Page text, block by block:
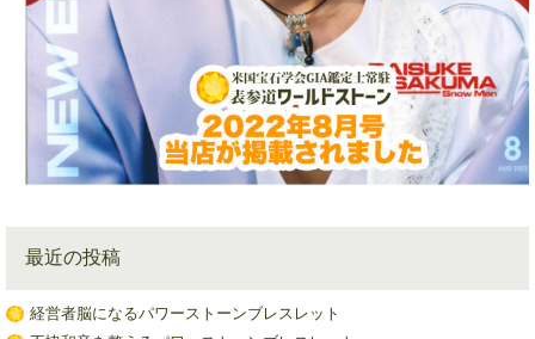
最近の投稿
経営者脳になるパワーストーンブレスレット